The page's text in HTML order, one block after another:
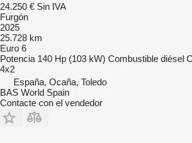
24.250 € Sin IVA
Furgón
2025
25.728 km
Euro 6
Potencia 140 Hp (103 kW) Combustible diésel
4x2
España, Ocaña, Toledo
BAS World Spain
Contacte con el vendedor